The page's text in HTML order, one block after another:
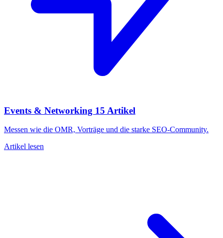
Events & Networking 15 Artikel
Messen wie die OMR, Vorträge und die starke SEO-Community.
Artikel lesen